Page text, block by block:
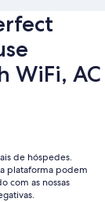
WiFi, AC
de hóspedes.
plataforma podem
com as nossas